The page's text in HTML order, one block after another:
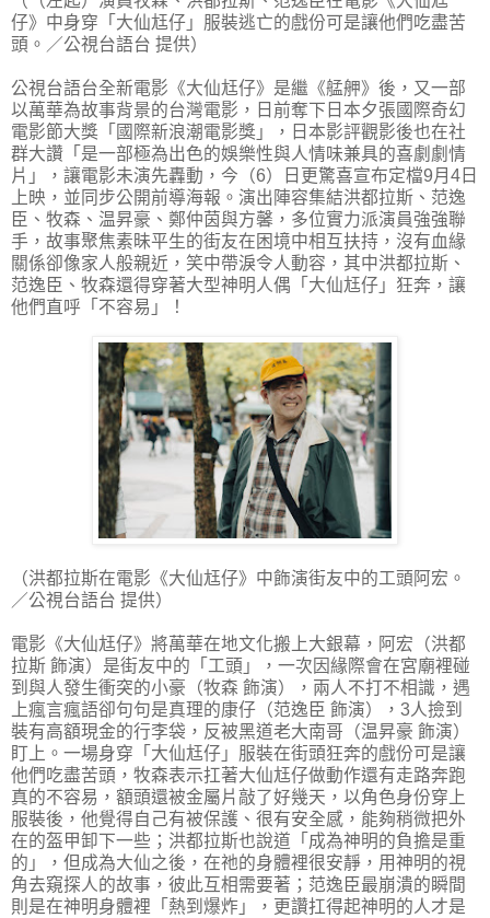
仔》中身穿「大仙尪仔」服裝逃亡的戲份可是讓他們吃盡苦
頭。／公視台語台 提供）
公視台語台全新電影《大仙尪仔》是繼《艋舺》後，又一部
以萬華為故事背景的台灣電影，日前奪下日本夕張國際奇幻
電影節大獎「國際新浪潮電影獎」，日本影評觀影後也在社
群大讚「是一部極為出色的娛樂性與人情味兼具的喜劇劇情
片」，讓電影未演先轟動，今（6）日更驚喜宣布定檔9月4日
上映，並同步公開前導海報。演出陣容集結洪都拉斯、范逸
臣、牧森、温昇豪、鄭仲茵與方馨，多位實力派演員強強聯
手，故事聚焦素昧平生的街友在困境中相互扶持，沒有血緣
關係卻像家人般親近，笑中帶淚令人動容，其中洪都拉斯、
范逸臣、牧森還得穿著大型神明人偶「大仙尪仔」狂奔，讓
他們直呼「不容易」！
（洪都拉斯在電影《大仙尪仔》中飾演街友中的工頭阿宏。
／公視台語台 提供）
電影《大仙尪仔》將萬華在地文化搬上大銀幕，阿宏（洪都
拉斯 飾演）是街友中的「工頭」，一次因緣際會在宮廟裡碰
到與人發生衝突的小豪（牧森 飾演），兩人不打不相識，遇
上瘋言瘋語卻句句是真理的康仔（范逸臣 飾演），3人撿到
裝有高額現金的行李袋，反被黑道老大南哥（温昇豪 飾演）
盯上。一場身穿「大仙尪仔」服裝在街頭狂奔的戲份可是讓
他們吃盡苦頭，牧森表示扛著大仙尪仔做動作還有走路奔跑
真的不容易，額頭還被金屬片敲了好幾天，以角色身份穿上
服裝後，他覺得自己有被保護、很有安全感，能夠稍微把外
在的盔甲卸下一些；洪都拉斯也說道「成為神明的負擔是重
的」，但成為大仙之後，在祂的身體裡很安靜，用神明的視
角去窺探人的故事，彼此互相需要著；范逸臣最崩潰的瞬間
則是在神明身體裡「熱到爆炸」，更讚扛得起神明的人才是